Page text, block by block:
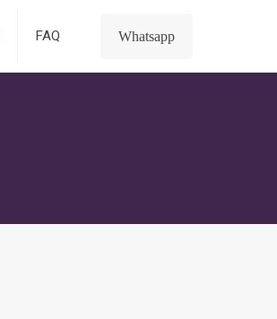
FAQ Whatsapp